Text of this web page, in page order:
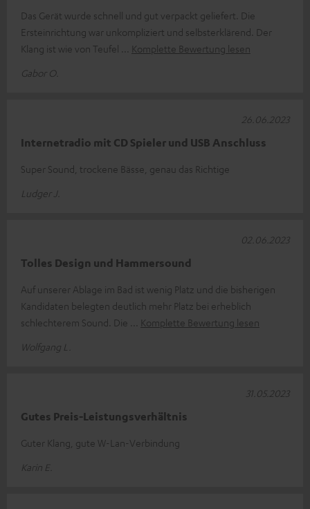
Das Gerät wurde schnell und gut verpackt geliefert. Die
Ersteinrichtung war unkompliziert und selbsterklärend. Der
Klang ist wie von Teufel
Komplette Bewertung lesen
Gabor O.
Internetradio mit CD Spieler und USB Anschluss
Super Sound, trockene Bässe, genau das Richtige
Ludger J.
26.06.2023
Tolles Design und Hammersound
Auf unserer Ablage im Bad ist wenig Platz und die bisherigen
Kandidaten belegten deutlich mehr Platz bei erheblich
schlechterem Sound. Die
Komplette Bewertung lesen
Wolfgang L.
02.06.2023
Gutes Preis-Leistungsverhältnis
Guter Klang, gute W-Lan-Verbindung
Karin E.
31.05.2023